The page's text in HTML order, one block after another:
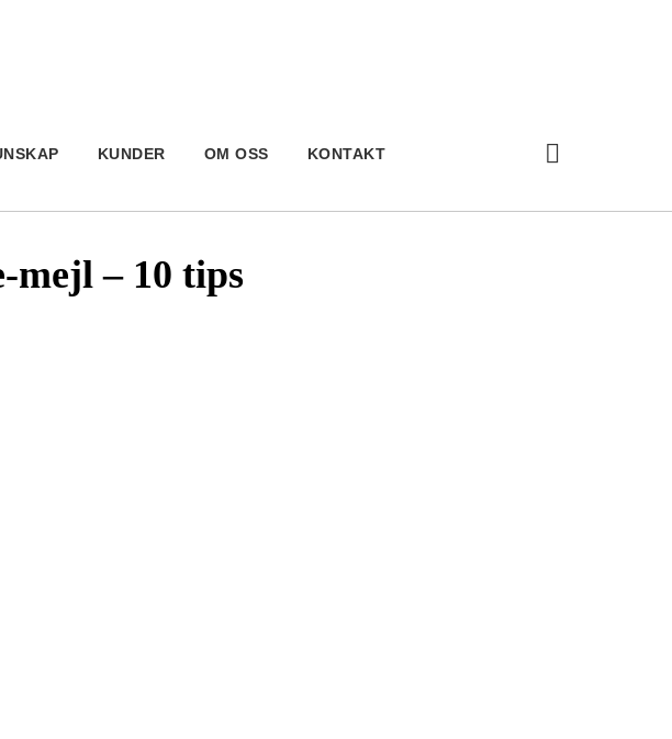
KUNDER OM OSS KONTAKT
mejl – 10 tips